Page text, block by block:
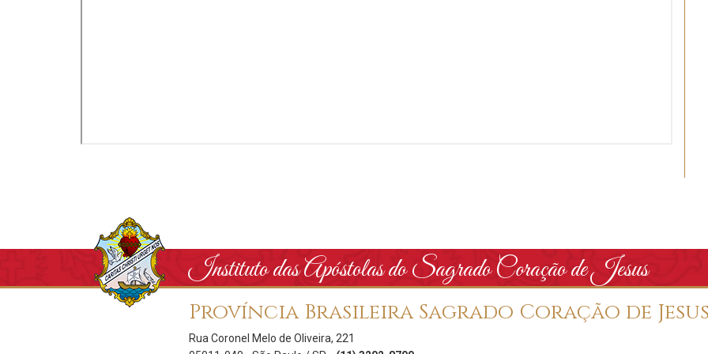
Instituto das Apóstolas do Sagrado Coração de Jesus
Província Brasileira Sagrado Coração de
Rua Coronel Melo de Oliveira, 221